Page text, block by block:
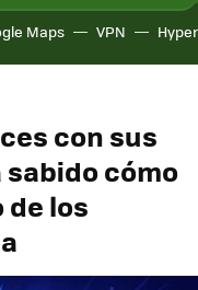
Maps VPN
con sus
cómo
los